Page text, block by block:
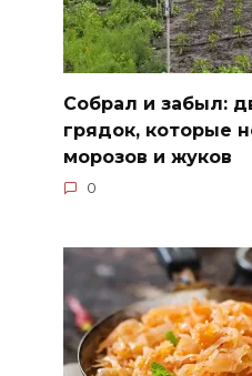
Собрал и забыл:
грядок, которые
морозов и жуков
0